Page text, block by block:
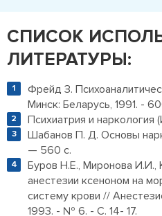
СПИСОК
ЛИТЕРАТУРЫ:
Фрейд З.
Минск: Беларусь, 1991. -
Психиатрия и наркология
Шабанов П. Д. Основы
— 560 с.
Буров Н.Е., Миронова
анестезии ксеноном на
систему крови //
1993. - № 6. - С. 14- 17.